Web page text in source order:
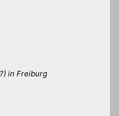
in Freiburg